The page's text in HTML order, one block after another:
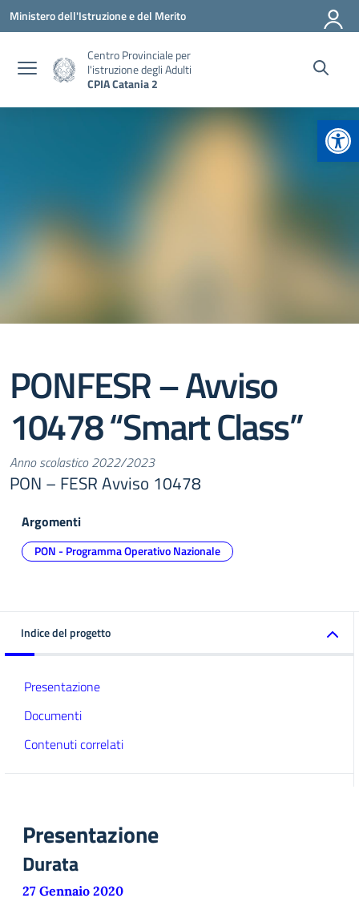
Vai ai contenuti
Vai al menu di navigazione
Vai al footer
Ministero dell'Istruzione e del Merito
Centro Provinciale per
l'istruzione degli Adulti
CPIA Catania 2
PONFESR – Avviso
10478 “Smart Class”
Anno scolastico 2022/2023
PON – FESR Avviso 10478
Argomenti
PON - Programma Operativo Nazionale
Indice del progetto
Presentazione
Documenti
Contenuti correlati
Presentazione
Durata
27 Gennaio 2020